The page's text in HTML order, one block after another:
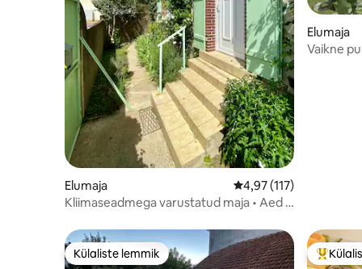
Elumaja Keskmine hinnang
4,97 (117)
Kliimaseadmega varustatud maja • Aed •
Elumaja
Vaikne
Külaliste lemmik
Külaliste lemmik